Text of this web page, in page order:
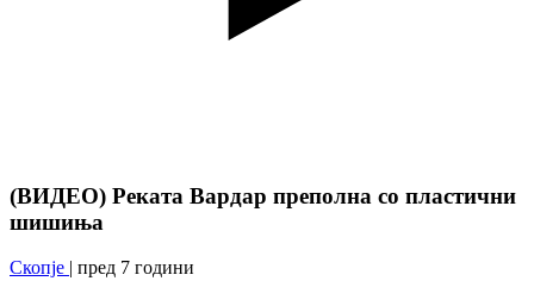
(ВИДЕО) Реката Вардар преполна со пластични
шишиња
Скопје | пред 7 години